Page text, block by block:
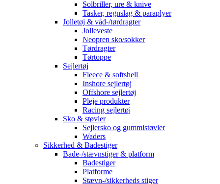
Solbriller, ure & knive
Tasker, regnslag & paraplyer
Jolletøj & våd-/tørdragter
Jolleveste
Neopren sko/sokker
Tørdragter
Tørtoppe
Sejlertøj
Fleece & softshell
Inshore sejlertøj
Offshore sejlertøj
Pleje produkter
Racing sejlertøj
Sko & støvler
Sejlersko og gummistøvler
Waders
Sikkerhed & Badestiger
Bade-/stævnstiger & platform
Badestiger
Platforme
Stævn-/sikkerheds stiger